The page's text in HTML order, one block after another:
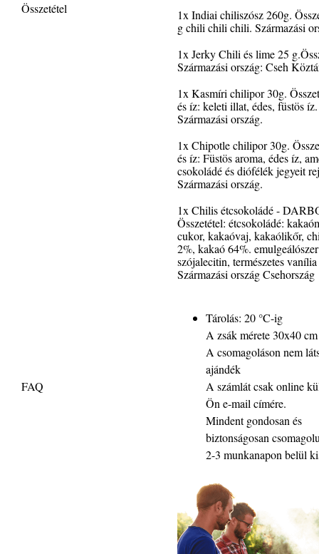
Összetétel
1x Indiai chiliszósz 260g.
g chili chili chili. Származási
1x Jerky Chili és lime 25
Származási ország: Cseh
1x Kasmíri chilipor 30g.
és íz: keleti illat, édes, füstös íz.
Származási ország.
1x Chipotle chilipor 30g.
és íz: Füstös aroma, édes íz,
csokoládé és diófélék jegyeit
Származási ország.
1x Chilis étcsokoládé -
Összetétel: étcsokoládé:
cukor, kakaóvaj, kakaólikőr,
2%, kakaó 64%.
szójalecitin, természetes
Származási ország Csehország
FAQ
Tárolás: 20 °C-ig
A zsák mérete 30x40 cm
A csomagoláson nem
ajándék
A számlát csak online
Ön e-mail címére.
Mindent gondosan és
biztonságosan
2-3 munkanapon belül